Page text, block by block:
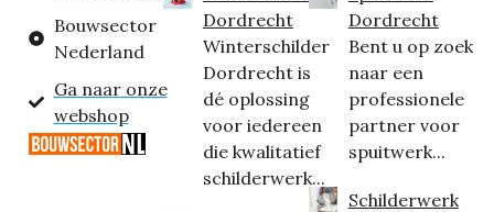
Bouwsector
Nederland
Ga naar onze
webshop
Dordrecht
Winterschilder
Dordrecht is
dé oplossing
voor iedereen
die kwalitatief
schilderwerk...
Dordrecht
Bent u op zoek
naar een
professionele
partner voor
spuitwerk...
Schilderwerk